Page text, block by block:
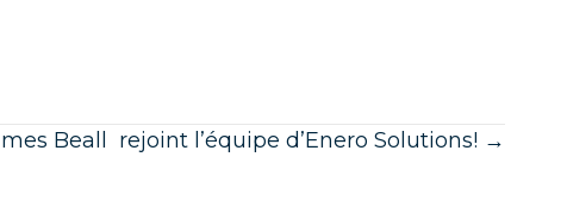
Beall rejoint l’équipe d’Enero Solutions! →